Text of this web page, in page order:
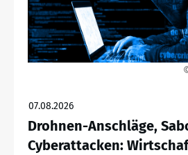
07.08.2026
Drohnen-Anschläge,
Cyberattacken: